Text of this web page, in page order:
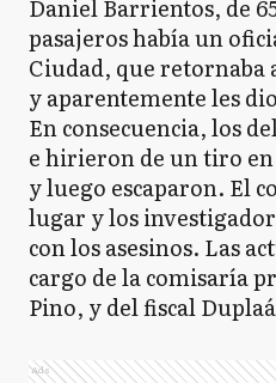
Daniel Barrientos, de
pasajeros había un
Ciudad, que retornaba
y aparentemente les
En consecuencia, los
e hirieron de un tiro
y luego escaparon. El
lugar y los
con los asesinos. Las
cargo de la comisaría
Pino, y del fiscal
Ads